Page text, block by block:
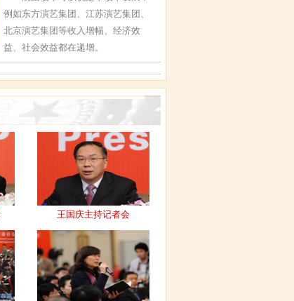
例如东方演艺集团、江苏演艺集团、
北京演艺集团等收入增幅、经济效
益、社会效益都在递增。
王国庆主持记者会